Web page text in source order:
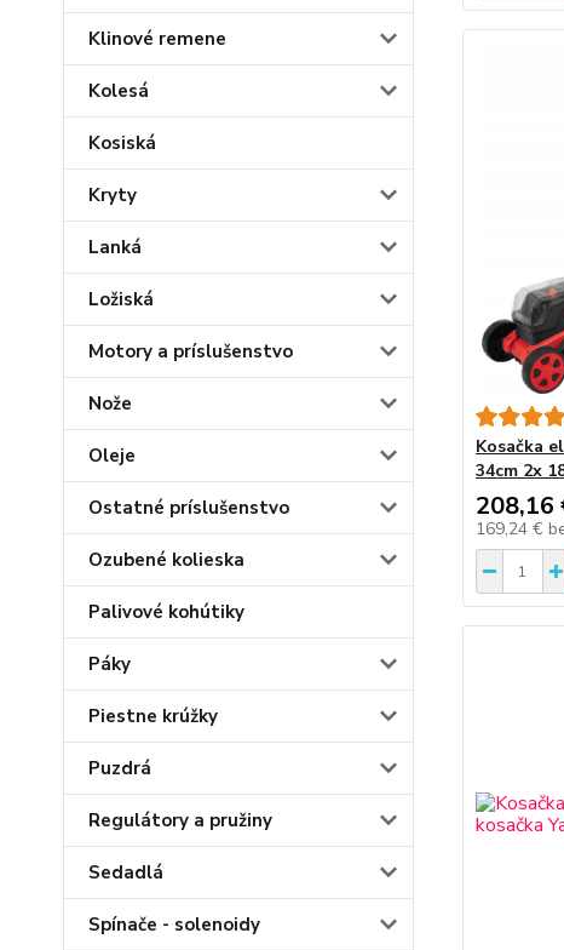
Klinové remene
Kolesá
Kosiská
Kryty
Lanká
Ložiská
Motory a príslušenstvo
Nože
Oleje
Ostatné príslušenstvo
Ozubené kolieska
Palivové kohútiky
Páky
Piestne krúžky
Puzdrá
Regulátory a pružiny
Sedadlá
Spínače - solenoidy
Kosačka
34cm 2x
208,16
169,24 €